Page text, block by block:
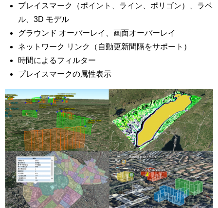
プレイスマーク（ポイント、ライン、ポリゴン）、ラベ
ル、3D モデル
グラウンド オーバーレイ、画面オーバーレイ
ネットワーク リンク（自動更新間隔をサポート）
時間によるフィルター
プレイスマークの属性表示